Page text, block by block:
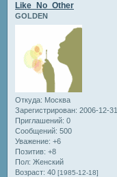
Like_No_Other
GOLDEN
Откуда: Москва
Зарегистрирован: 2006-12-31
Приглашений: 0
Сообщений: 500
Уважение: +6
Позитив: +8
Пол: Женский
Возраст: 40 [1985-12-18]